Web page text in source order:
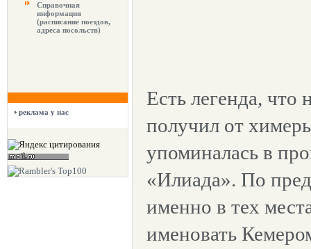
Справочная
информация
(расписание поездов,
адреса посольств)
реклама у нас
Есть легенда, что
получил от
упоминалась в
«Илиада». По
именно в тех
именовать